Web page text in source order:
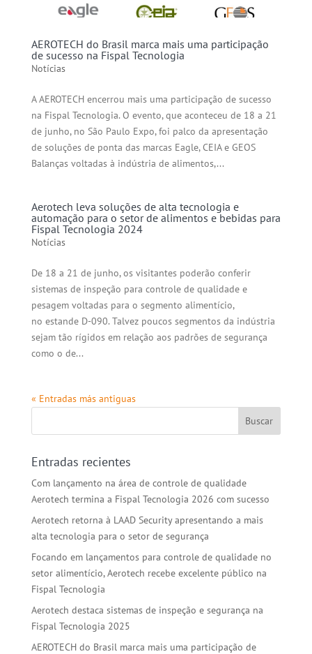
AEROTECH do Brasil marca mais uma participação
de sucesso na Fispal Tecnologia
Notícias
A AEROTECH encerrou mais uma participação de sucesso
na Fispal Tecnologia. O evento, que aconteceu de 18 a 21
de junho, no São Paulo Expo, foi palco da apresentação
de soluções de ponta das marcas Eagle, CEIA e GEOS
Balanças voltadas à indústria de alimentos,...
Aerotech leva soluções de alta tecnologia e
automação para o setor de alimentos e bebidas para
Fispal Tecnologia 2024
Notícias
De 18 a 21 de junho, os visitantes poderão conferir
sistemas de inspeção para controle de qualidade e
pesagem voltadas para o segmento alimentício,
no estande D-090. Talvez poucos segmentos da indústria
sejam tão rígidos em relação aos padrões de segurança
como o de...
« Entradas más antiguas
Entradas recientes
Com lançamento na área de controle de qualidade
Aerotech termina a Fispal Tecnologia 2026 com sucesso
Aerotech retorna à LAAD Security apresentando a mais
alta tecnologia para o setor de segurança
Focando em lançamentos para controle de qualidade no
setor alimentício, Aerotech recebe excelente público na
Fispal Tecnologia
Aerotech destaca sistemas de inspeção e segurança na
Fispal Tecnologia 2025
AEROTECH do Brasil marca mais uma participação de